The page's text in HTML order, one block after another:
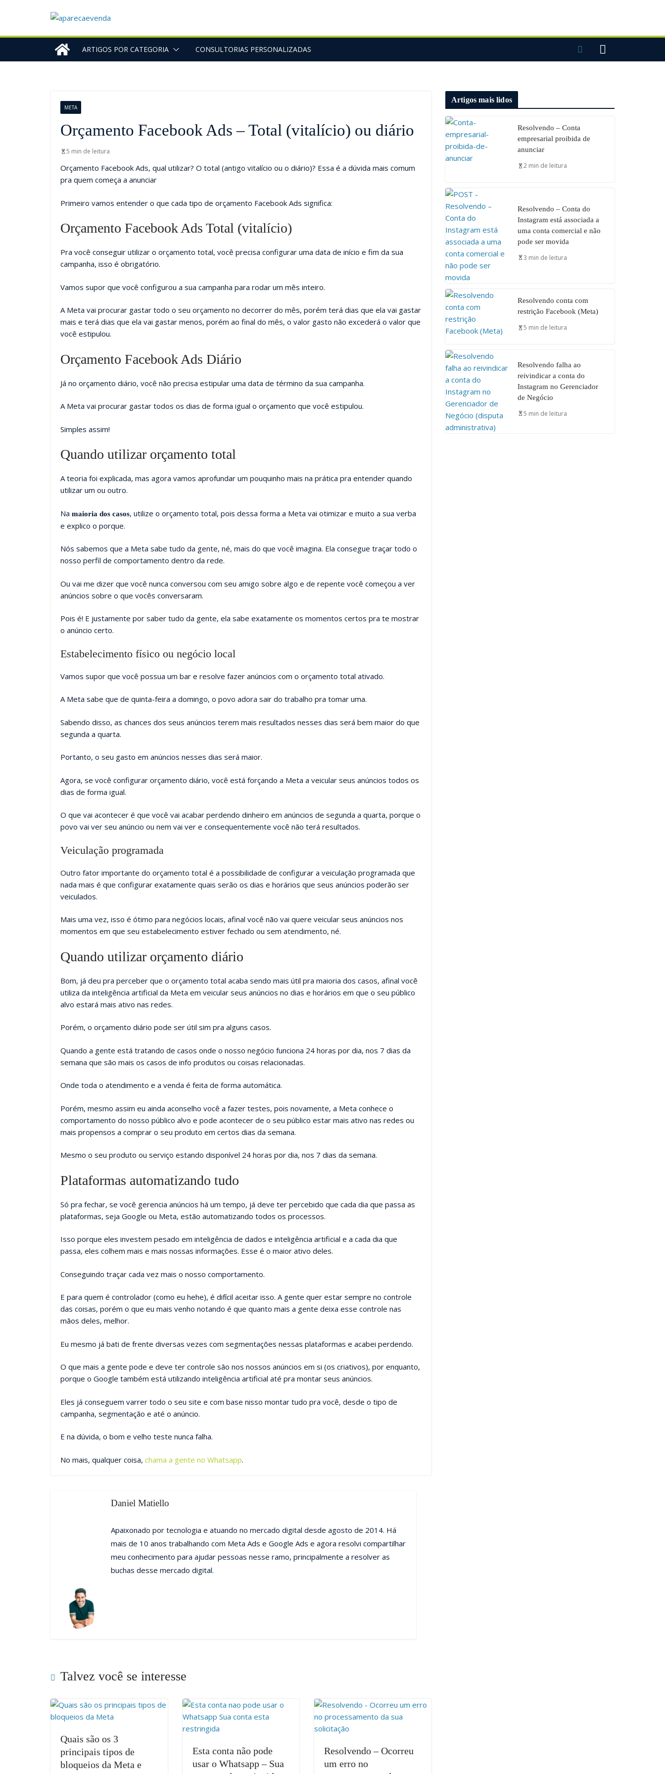
ARTIGOS POR CATEGORIA CONSULTORIAS PERSONALIZADAS
META
Orçamento Facebook Ads – Total (vitalício) ou diário
5 min de leitura
Orçamento Facebook Ads, qual utilizar? O total (antigo vitalício ou o diário)? Essa é a dúvida mais comum
pra quem começa a anunciar
Primeiro vamos entender o que cada tipo de orçamento Facebook Ads significa:
Orçamento Facebook Ads Total (vitalício)
Pra você conseguir utilizar o orçamento total, você precisa configurar uma data de início e fim da sua
campanha, isso é obrigatório.
Vamos supor que você configurou a sua campanha para rodar um mês inteiro.
A Meta vai procurar gastar todo o seu orçamento no decorrer do mês, porém terá dias que ela vai gastar
mais e terá dias que ela vai gastar menos, porém ao final do mês, o valor gasto não excederá o valor que
você estipulou.
Orçamento Facebook Ads Diário
Já no orçamento diário, você não precisa estipular uma data de término da sua campanha.
A Meta vai procurar gastar todos os dias de forma igual o orçamento que você estipulou.
Simples assim!
Quando utilizar orçamento total
A teoria foi explicada, mas agora vamos aprofundar um pouquinho mais na prática pra entender quando
utilizar um ou outro.
Na maioria dos casos, utilize o orçamento total, pois dessa forma a Meta vai otimizar e muito a sua verba
e explico o porque.
Nós sabemos que a Meta sabe tudo da gente, né, mais do que você imagina. Ela consegue traçar todo o
nosso perfil de comportamento dentro da rede.
Ou vai me dizer que você nunca conversou com seu amigo sobre algo e de repente você começou a ver
anúncios sobre o que vocês conversaram.
Pois é! E justamente por saber tudo da gente, ela sabe exatamente os momentos certos pra te mostrar
o anúncio certo.
Estabelecimento físico ou negócio local
Vamos supor que você possua um bar e resolve fazer anúncios com o orçamento total ativado.
A Meta sabe que de quinta-feira a domingo, o povo adora sair do trabalho pra tomar uma.
Sabendo disso, as chances dos seus anúncios terem mais resultados nesses dias será bem maior do que
segunda a quarta.
Portanto, o seu gasto em anúncios nesses dias será maior.
Agora, se você configurar orçamento diário, você está forçando a Meta a veicular seus anúncios todos os
dias de forma igual.
O que vai acontecer é que você vai acabar perdendo dinheiro em anúncios de segunda a quarta, porque o
povo vai ver seu anúncio ou nem vai ver e consequentemente você não terá resultados.
Veiculação programada
Outro fator importante do orçamento total é a possibilidade de configurar a veiculação programada que
nada mais é que configurar exatamente quais serão os dias e horários que seus anúncios poderão ser
veiculados.
Mais uma vez, isso é ótimo para negócios locais, afinal você não vai quere veicular seus anúncios nos
momentos em que seu estabelecimento estiver fechado ou sem atendimento, né.
Quando utilizar orçamento diário
Bom, já deu pra perceber que o orçamento total acaba sendo mais útil pra maioria dos casos, afinal você
utiliza da inteligência artificial da Meta em veicular seus anúncios no dias e horários em que o seu público
alvo estará mais ativo nas redes.
Porém, o orçamento diário pode ser útil sim pra alguns casos.
Quando a gente está tratando de casos onde o nosso negócio funciona 24 horas por dia, nos 7 dias da
semana que são mais os casos de info produtos ou coisas relacionadas.
Onde toda o atendimento e a venda é feita de forma automática.
Porém, mesmo assim eu ainda aconselho você a fazer testes, pois novamente, a Meta conhece o
comportamento do nosso público alvo e pode acontecer de o seu público estar mais ativo nas redes ou
mais propensos a comprar o seu produto em certos dias da semana.
Mesmo o seu produto ou serviço estando disponível 24 horas por dia, nos 7 dias da semana.
Plataformas automatizando tudo
Só pra fechar, se você gerencia anúncios há um tempo, já deve ter percebido que cada dia que passa as
plataformas, seja Google ou Meta, estão automatizando todos os processos.
Isso porque eles investem pesado em inteligência de dados e inteligência artificial e a cada dia que
passa, eles colhem mais e mais nossas informações. Esse é o maior ativo deles.
Conseguindo traçar cada vez mais o nosso comportamento.
E para quem é controlador (como eu hehe), é difícil aceitar isso. A gente quer estar sempre no controle
das coisas, porém o que eu mais venho notando é que quanto mais a gente deixa esse controle nas
mãos deles, melhor.
Eu mesmo já bati de frente diversas vezes com segmentações nessas plataformas e acabei perdendo.
O que mais a gente pode e deve ter controle são nos nossos anúncios em si (os criativos), por enquanto,
porque o Google também está utilizando inteligência artificial até pra montar seus anúncios.
Eles já conseguem varrer todo o seu site e com base nisso montar tudo pra você, desde o tipo de
campanha, segmentação e até o anúncio.
E na dúvida, o bom e velho teste nunca falha.
No mais, qualquer coisa, chama a gente no Whatsapp.
Daniel Matiello
Apaixonado por tecnologia e atuando no mercado digital desde agosto de 2014. Há
mais de 10 anos trabalhando com Meta Ads e Google Ads e agora resolvi compartilhar
meu conhecimento para ajudar pessoas nesse ramo, principalmente a resolver as
buchas desse mercado digital.
Talvez você se interesse
Quais são os 3
principais tipos de
bloqueios da Meta e
Esta conta não pode
usar o Whatsapp – Sua
Resolvendo – Ocorreu
um erro no
Artigos mais lidos
Resolvendo – Conta
empresarial proibida de
anunciar
2 min de leitura
Resolvendo – Conta do
Instagram está associada a
uma conta comercial e não
pode ser movida
3 min de leitura
Resolvendo conta com
restrição Facebook (Meta)
5 min de leitura
Resolvendo falha ao
reivindicar a conta do
Instagram no Gerenciador
de Negócio
5 min de leitura